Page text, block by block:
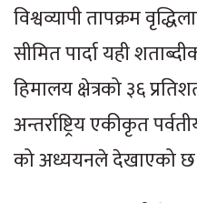
विश्वव्यापी तापक्रम
सीमित पार्दा यही
हिमालय क्षेत्रको ३६
अन्तर्राष्ट्रिय एकीकृत
को अध्ययनले देखाएको